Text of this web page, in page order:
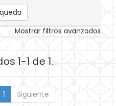
Mostrar filtros avanzados
1-1 de 1.
1 Siguiente